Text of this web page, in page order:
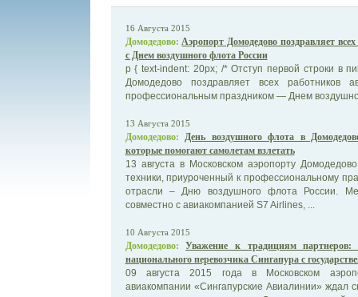
16 Августа 2015
Домодедово: Аэропорт Домодедово поздравляет
с Днем воздушного флота России
p { text-indent: 20px; /* Отступ первой строки в
Домодедово поздравляет всех работников
профессиональным праздником — Днем
13 Августа 2015
Домодедово:
День воздушного флота в
которые помогают самолетам взлетать
13 августа в Московском аэропорту
техники, приуроченный к профессиональному
отрасли – Дню воздушного флота России.
совместно с авиакомпанией S7 Airlines, ...
10 Августа 2015
Домодедово:
Уважение к традициям партнеров:
национального перевозчика Сингапура с
09 августа 2015 года в Московском
авиакомпании «Сингапурские Авиалинии» ждал